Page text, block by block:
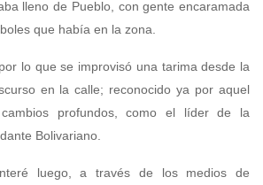
lleno de Pueblo, con gente encaramada
que había en la zona.
lo que se improvisó una tarima desde la
en la calle; reconocido ya por aquel
profundos, como el líder de la
Bolivariano.
luego, a través de los medios de